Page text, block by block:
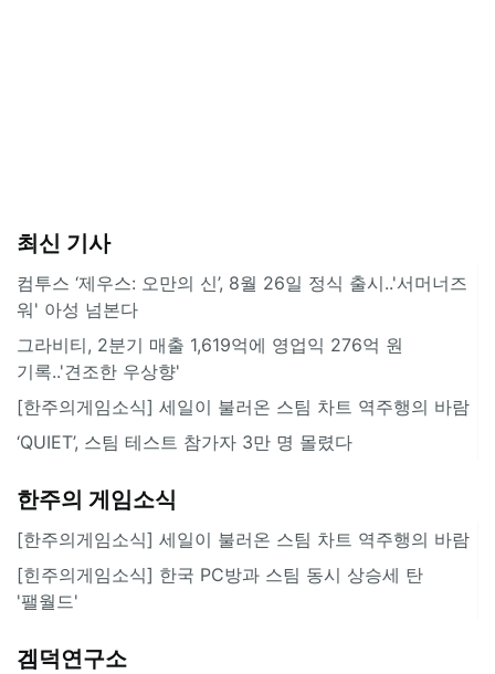
최신 기사
컴투스 ‘제우스: 오만의 신’, 8월 26일 정식 출시..'서머너즈
워' 아성 넘본다
그라비티, 2분기 매출 1,619억에 영업익 276억 원
기록..'견조한 우상향'
[한주의게임소식] 세일이 불러온 스팀 차트 역주행의 바람
‘QUIET’, 스팀 테스트 참가자 3만 명 몰렸다
한주의 게임소식
[한주의게임소식] 세일이 불러온 스팀 차트 역주행의 바람
[힌주의게임소식] 한국 PC방과 스팀 동시 상승세 탄
'팰월드'
겜덕연구소